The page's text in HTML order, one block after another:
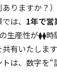
ますか？）
は、 1年で
生産性が⧫⧫
有いたします
は、数字を